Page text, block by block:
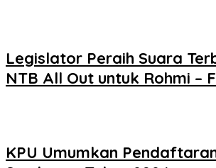
Legislator Peraih Suara
NTB All Out untuk Rohmi –
KPU Umumkan